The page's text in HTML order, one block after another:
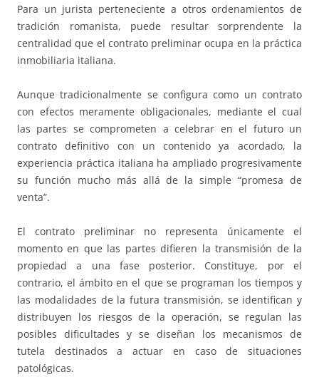
Para un jurista perteneciente a otros ordenamientos de
tradición romanista, puede resultar sorprendente la
centralidad que el contrato preliminar ocupa en la práctica
inmobiliaria italiana.
Aunque tradicionalmente se configura como un contrato
con efectos meramente obligacionales, mediante el cual
las partes se comprometen a celebrar en el futuro un
contrato definitivo con un contenido ya acordado, la
experiencia práctica italiana ha ampliado progresivamente
su función mucho más allá de la simple “promesa de
venta”.
El contrato preliminar no representa únicamente el
momento en que las partes difieren la transmisión de la
propiedad a una fase posterior. Constituye, por el
contrario, el ámbito en el que se programan los tiempos y
las modalidades de la futura transmisión, se identifican y
distribuyen los riesgos de la operación, se regulan las
posibles dificultades y se diseñan los mecanismos de
tutela destinados a actuar en caso de situaciones
patológicas.